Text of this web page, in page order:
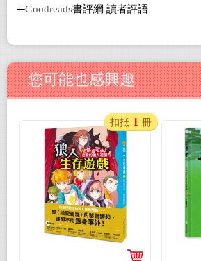
─Goodreads書評網 讀者評語
您可能也感興趣
扣抵 1 冊